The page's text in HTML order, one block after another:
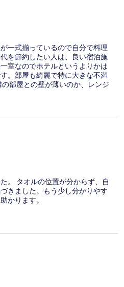
一式揃っているので自分で料理
を節約したい人は、良い宿泊施
室なのでホテルというよりかは
。部屋も綺麗で特に大きな不満
部屋との壁が薄いのか、レンジ
ので、夜中はあまり大きな音は
ん
。 タオルの位置が分からず、自
きました。もう少し分かりやす
かります。